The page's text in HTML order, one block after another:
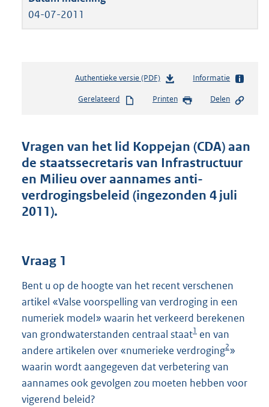
04-07-2011
Authentieke versie (PDF)b
s
d
s
g
r
0
K
b
Informatie
Gerelateerd Printen Delen
Vragen van het lid Koppejan (CDA) aan
de staatssecretaris van Infrastructuur
en Milieu over aannames anti-
verdrogingsbeleid (ingezonden 4 juli
2011).
Vraag 1
Bent u op de hoogte van het recent verschenen
artikel «Valse voorspelling van verdroging in een
numeriek model» waarin het verkeerd berekenen
van grondwaterstanden centraal staat1 en van
andere artikelen over «numerieke verdroging2»
waarin wordt aangegeven dat verbetering van
aannames ook gevolgen zou moeten hebben voor
vigerend beleid?